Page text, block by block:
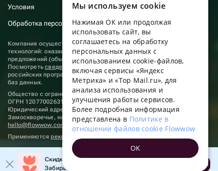
Условия
Обработка персональных данных
Компания осуществляет деятельность в области информационных
технологий: оказание услуг в сети “Интернет” по размещению
предложений (объявлений) продавцов о реализации товаров.
Посмотретьсведения о программах
, включенных в реестр
российских программ для электронных вычислительных машин и
баз данных.
Общество с ограниченной ответственностью «ФЛАУВАУ»
ОГРН 1207700263198, ИНН 9702020445
Юридический адрес: г. Москва, вн.тер. г. Муниципальный округ
Замоскворечье, наб. Садовническая, д. 9, помещ. 2/3.
hello@flowwow.com
8 800 555-16-15
Применяютсярекомендательные технологии
Скидка до 10% на первый заказ!
Забирайте промокод в приложении!
Открыть
ENGLISH
UKRAINIAN
PORTUGUESE
FRENCH
TURKISH
Мы используем сookie
Нажимая ОК или продолжая
использовать сайт, вы
соглашаетесь на обработку
персональных данных с
использованием cookie-файлов,
включая сервисы «Яндекс
Метрика» и «Top Mail.ru», для
анализа использования и
улучшения работы сервисов.
Более подробная информация
представлена в Политике в
отношении файлов cookie Flowwow
OK